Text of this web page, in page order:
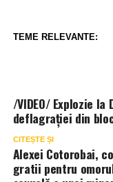
TEME RELEVANTE:
/VIDEO/ Explozie
deflagrației din
CITEȘTE ȘI
Alexei Cotorobai,
gratii pentru